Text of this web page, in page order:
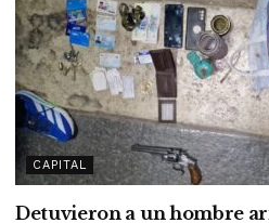
CAPITAL
Detuvieron a un hombre